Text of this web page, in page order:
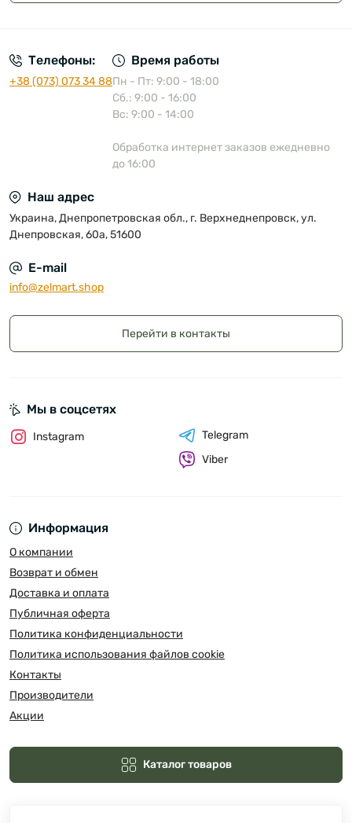
Телефоны:
+38 (073) 073 34 88
Время работы
Пн - Пт: 9:00 - 18:00
Сб.: 9:00 - 16:00
Вс: 9:00 - 14:00
Обработка интернет заказов ежедневно
до 16:00
Наш адрес
Украина, Днепропетровская обл., г. Верхнеднепровск, ул.
Днепровская, 60а, 51600
E-mail
info@zelmart.shop
Перейти в контакты
Информация
О компании
Возврат и обмен
Доставка и оплата
Публичная оферта
Политика конфиденциальности
Политика использования файлов cookie
Контакты
Производители
Акции
Каталог товаров
Мы в соцсетях
Instagram
Telegram
Viber